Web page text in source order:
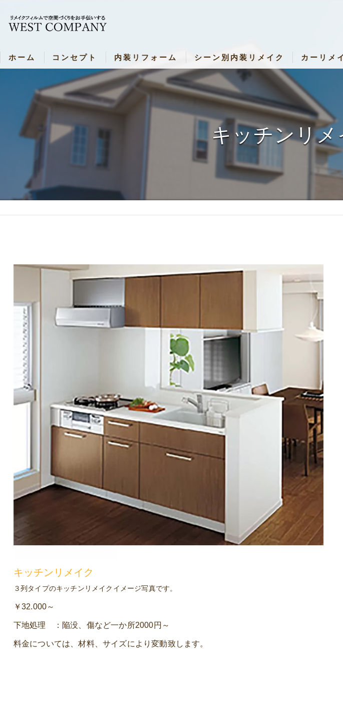
ホーム コンセプト
新着情報
内装リフォーム
内装リフォーム
内装リフォーム 各種料金表
バスルームリメイク・料金表
シャッターリメイク・料金表
アクリルパーテーション・料金表
シーン別内装リメイク
シーン別内装リメイク
飲食店・アパレル・店舗リメイク
病院・施設・キッズルームリメイク
お部屋（キッチン・子ども部屋・壁など）リメ
カーリメ
パーツセッ
キッチンリ
キッチンリメイク
３列タイプのキッチンリメイクイメージ写真です。
￥32.000～
下地処理 ：陥没、傷など一か所2000円～
料金については、材料、サイズにより変動致します。